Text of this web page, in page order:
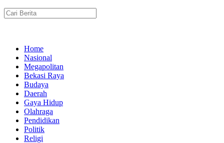
Home
Nasional
Megapolitan
Bekasi Raya
Budaya
Daerah
Gaya Hidup
Olahraga
Pendidikan
Politik
Religi